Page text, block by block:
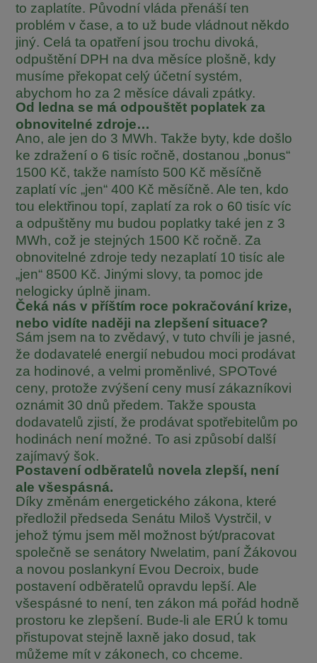
to zaplatíte. Původní vláda přenáší ten
problém v čase, a to už bude vládnout někdo
jiný. Celá ta opatření jsou trochu divoká,
odpuštění DPH na dva měsíce plošně, kdy
musíme překopat celý účetní systém,
abychom ho za 2 měsíce dávali zpátky.
Od ledna se má odpouštět poplatek za
obnovitelné zdroje…
Ano, ale jen do 3 MWh. Takže byty, kde došlo
ke zdražení o 6 tisíc ročně, dostanou „bonus“
1500 Kč, takže namísto 500 Kč měsíčně
zaplatí víc „jen“ 400 Kč měsíčně. Ale ten, kdo
tou elektřinou topí, zaplatí za rok o 60 tisíc víc
a odpuštěny mu budou poplatky také jen z 3
MWh, což je stejných 1500 Kč ročně. Za
obnovitelné zdroje tedy nezaplatí 10 tisíc ale
„jen“ 8500 Kč. Jinými slovy, ta pomoc jde
nelogicky úplně jinam.
Čeká nás v příštím roce pokračování krize,
nebo vidíte naději na zlepšení situace?
Sám jsem na to zvědavý, v tuto chvíli je jasné,
že dodavatelé energií nebudou moci prodávat
za hodinové, a velmi proměnlivé, SPOTové
ceny, protože zvýšení ceny musí zákazníkovi
oznámit 30 dnů předem. Takže spousta
dodavatelů zjistí, že prodávat spotřebitelům po
hodinách není možné. To asi způsobí další
zajímavý šok.
Postavení odběratelů novela zlepší, není
ale všespásná.
Díky změnám energetického zákona, které
předložil předseda Senátu Miloš Vystrčil, v
jehož týmu jsem měl možnost být/pracovat
společně se senátory Nwelatim, paní Žákovou
a novou poslankyní Evou Decroix, bude
postavení odběratelů opravdu lepší. Ale
všespásné to není, ten zákon má pořád hodně
prostoru ke zlepšení. Bude-li ale ERÚ k tomu
přistupovat stejně laxně jako dosud, tak
můžeme mít v zákonech, co chceme.